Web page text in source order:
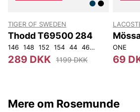
TIGER OF SWEDEN
Thodd T69500 284
146 148 152 154 44 46 48 50 52
289 DKK 1199 DKK
ONE
69
Mere om Rosemunde